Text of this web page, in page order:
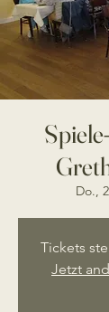
Do.,
Tickets
Jetzt